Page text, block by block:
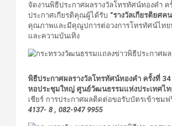
จัดงานพิธีประกาศผลรางวัลโทรทัศน์ทองคำ
ประกาศเกียรติคุณผู้ได้รับ “รางวัลเกียรติยศ
คุณภาพและมีคุณูปการต่อวงการโทรทัศน์ไทย
และความบันเทิง
พิธีประกาศผลรางวัลโทรทัศน์ทองคำ ครั้งที่
หอประชุมใหญ่ ศูนย์วัฒนธรรมแห่งประเทศไท
เชียร์ การประกาศผลติดต่อขอรับบัตรเข้าชมฟ
4137- 8 , 082-947 9955